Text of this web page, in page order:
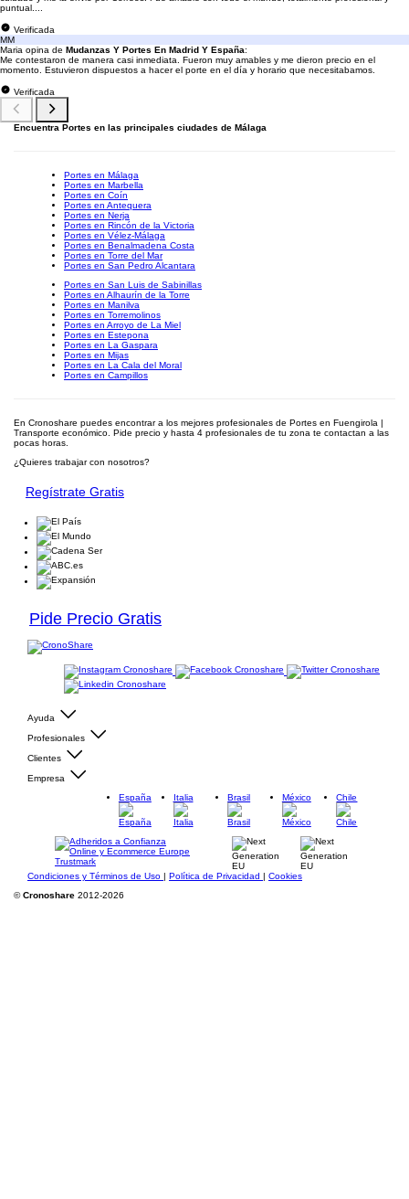
puntual....
Verificada
MM
Maria opina de Mudanzas Y Portes En Madrid Y España:
Me contestaron de manera casi inmediata. Fueron muy amables y me dieron precio en el
momento. Estuvieron dispuestos a hacer el porte en el día y horario que necesitabamos.
Verificada
Encuentra Portes en las principales ciudades de Málaga
Portes en Málaga
Portes en Marbella
Portes en Coín
Portes en Antequera
Portes en Nerja
Portes en Rincón de la Victoria
Portes en Vélez-Málaga
Portes en Benalmadena Costa
Portes en Torre del Mar
Portes en San Pedro Alcantara
Portes en San Luis de Sabinillas
Portes en Alhaurín de la Torre
Portes en Manilva
Portes en Torremolinos
Portes en Arroyo de La Miel
Portes en Estepona
Portes en La Gaspara
Portes en Mijas
Portes en La Cala del Moral
Portes en Campillos
En Cronoshare puedes encontrar a los mejores profesionales de Portes en Fuengirola |
Transporte económico. Pide precio y hasta 4 profesionales de tu zona te contactan a las
pocas horas.
¿Quieres trabajar con nosotros?
Regístrate Gratis
Pide Precio Gratis
Ayuda
Profesionales
Clientes
Empresa
España
Italia Brasil México Chile
Condiciones y Términos de Uso | Política de Privacidad | Cookies
©Cronoshare 2012-2026